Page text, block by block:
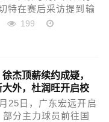
特在赛后采访提到输
打得就像在打生死
有展现出那种紧迫
199
杰顶薪续约成疑，
外，杜润旺开启校
25日，广东宏远开启
分主力球员前往国